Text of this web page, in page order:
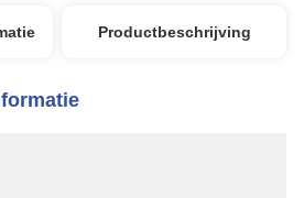
Productbeschrijving